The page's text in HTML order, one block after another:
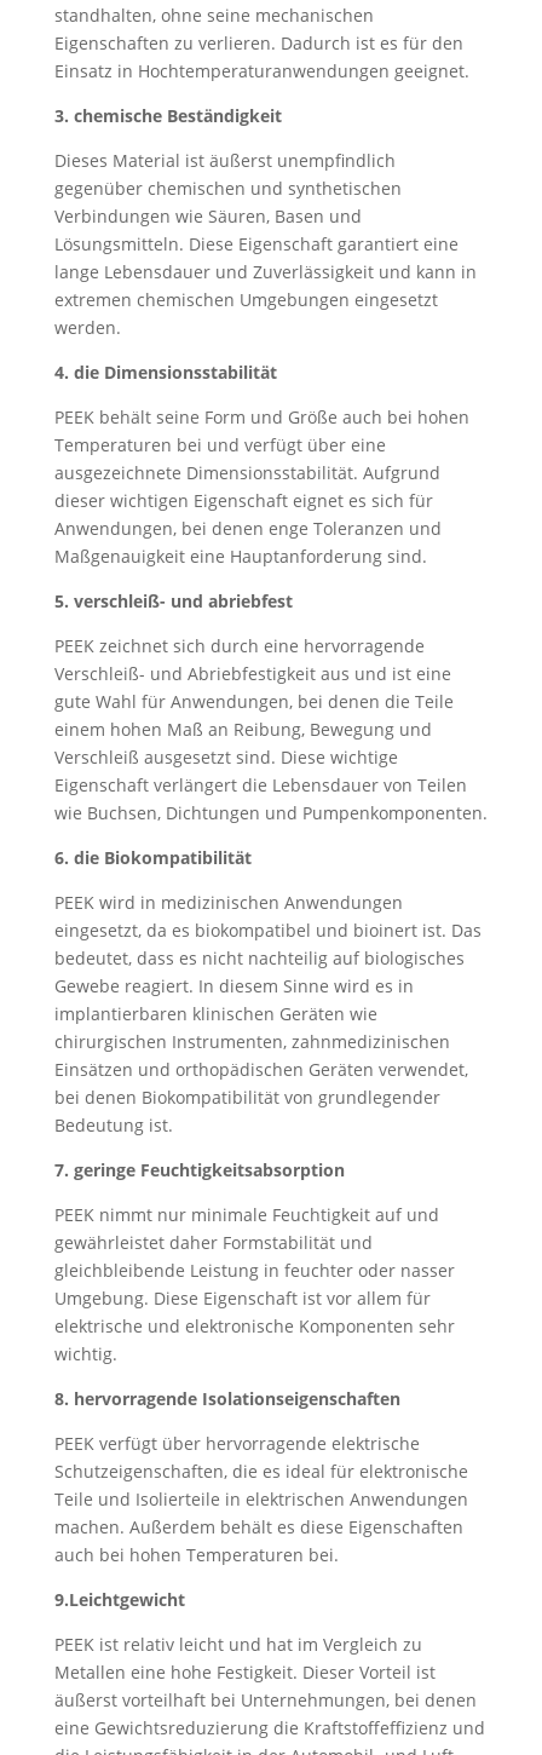
standhalten, ohne seine mechanischen
Eigenschaften zu verlieren. Dadurch ist es für den
Einsatz in Hochtemperaturanwendungen geeignet.
3. chemische Beständigkeit
Dieses Material ist äußerst unempfindlich
gegenüber chemischen und synthetischen
Verbindungen wie Säuren, Basen und
Lösungsmitteln. Diese Eigenschaft garantiert eine
lange Lebensdauer und Zuverlässigkeit und kann in
extremen chemischen Umgebungen eingesetzt
werden.
4. die Dimensionsstabilität
PEEK behält seine Form und Größe auch bei hohen
Temperaturen bei und verfügt über eine
ausgezeichnete Dimensionsstabilität. Aufgrund
dieser wichtigen Eigenschaft eignet es sich für
Anwendungen, bei denen enge Toleranzen und
Maßgenauigkeit eine Hauptanforderung sind.
5. verschleiß- und abriebfest
PEEK zeichnet sich durch eine hervorragende
Verschleiß- und Abriebfestigkeit aus und ist eine
gute Wahl für Anwendungen, bei denen die Teile
einem hohen Maß an Reibung, Bewegung und
Verschleiß ausgesetzt sind. Diese wichtige
Eigenschaft verlängert die Lebensdauer von Teilen
wie Buchsen, Dichtungen und Pumpenkomponenten.
6. die Biokompatibilität
PEEK wird in medizinischen Anwendungen
eingesetzt, da es biokompatibel und bioinert ist. Das
bedeutet, dass es nicht nachteilig auf biologisches
Gewebe reagiert. In diesem Sinne wird es in
implantierbaren klinischen Geräten wie
chirurgischen Instrumenten, zahnmedizinischen
Einsätzen und orthopädischen Geräten verwendet,
bei denen Biokompatibilität von grundlegender
Bedeutung ist.
7. geringe Feuchtigkeitsabsorption
PEEK nimmt nur minimale Feuchtigkeit auf und
gewährleistet daher Formstabilität und
gleichbleibende Leistung in feuchter oder nasser
Umgebung. Diese Eigenschaft ist vor allem für
elektrische und elektronische Komponenten sehr
wichtig.
8. hervorragende Isolationseigenschaften
PEEK verfügt über hervorragende elektrische
Schutzeigenschaften, die es ideal für elektronische
Teile und Isolierteile in elektrischen Anwendungen
machen. Außerdem behält es diese Eigenschaften
auch bei hohen Temperaturen bei.
9.Leichtgewicht
PEEK ist relativ leicht und hat im Vergleich zu
Metallen eine hohe Festigkeit. Dieser Vorteil ist
äußerst vorteilhaft bei Unternehmungen, bei denen
eine Gewichtsreduzierung die Kraftstoffeffizienz und